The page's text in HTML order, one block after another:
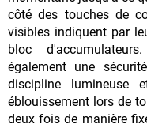
côté des touches de
visibles indiquent par
bloc
également une
discipline lumineuse
éblouissement lors de
deux fois de manière